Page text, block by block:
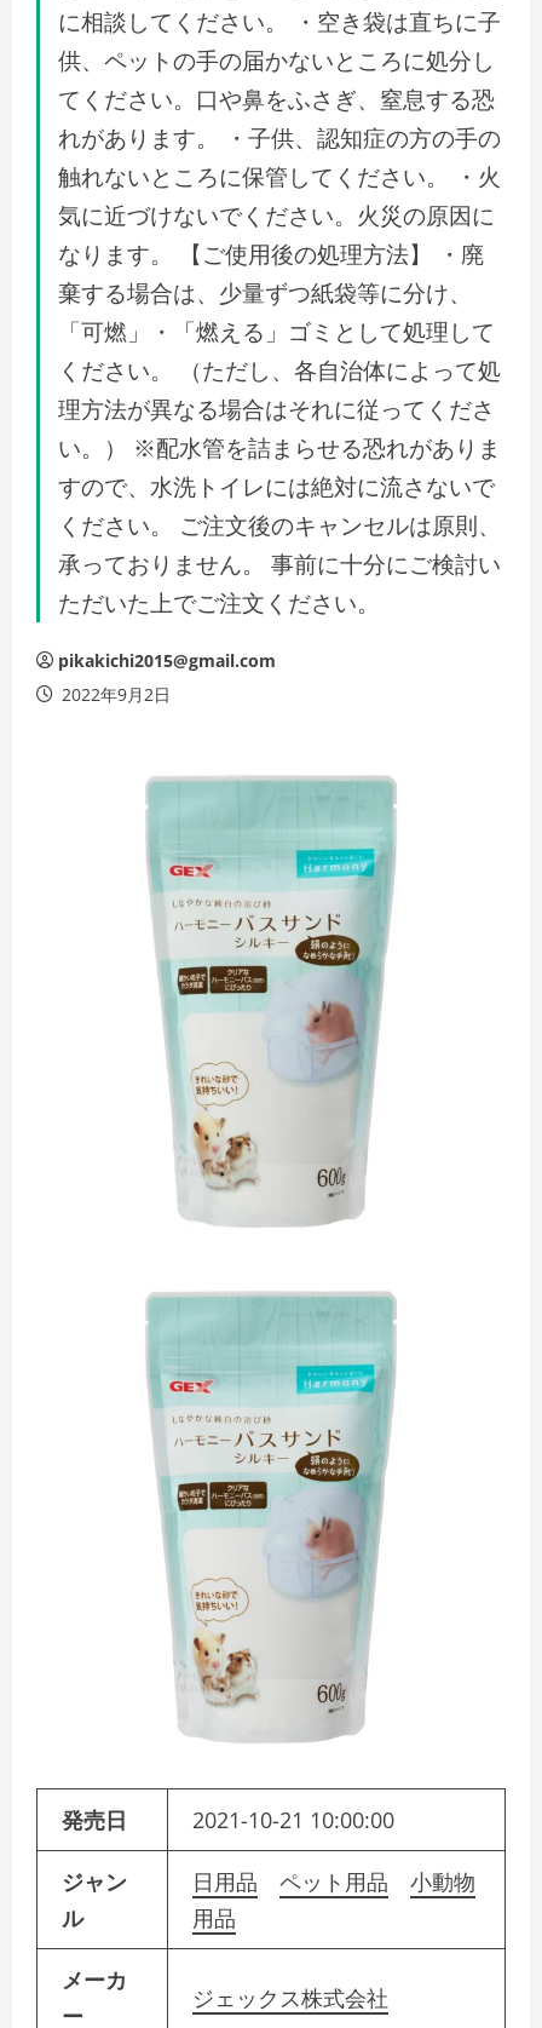
に相談してください。 ・空き袋は直ちに子
供、ペットの手の届かないところに処分し
てください。口や鼻をふさぎ、窒息する恐
れがあります。 ・子供、認知症の方の手の
触れないところに保管してください。 ・火
気に近づけないでください。火災の原因に
なります。 【ご使用後の処理方法】 ・廃
棄する場合は、少量ずつ紙袋等に分け、
「可燃」・「燃える」ゴミとして処理して
ください。 （ただし、各自治体によって処
理方法が異なる場合はそれに従ってくださ
い。） ※配水管を詰まらせる恐れがありま
すので、水洗トイレには絶対に流さないで
ください。 ご注文後のキャンセルは原則、
承っておりません。 事前に十分にご検討い
ただいた上でご注文ください。
pikakichi2015@gmail.com
2022年9月2日
発売日 2021-10-21 10:00:00
ジャン
ル
日用品 ペット用品
小動物
用品
メーカ
ー
ジェックス株式会社